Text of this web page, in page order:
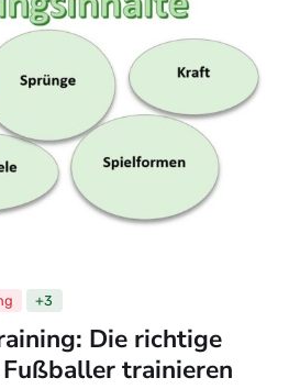
Die richtige
trainieren
+3